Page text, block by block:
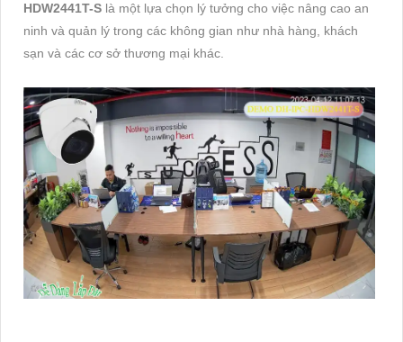
HDW2441T-S là một lựa chọn lý tưởng cho việc nâng cao an
ninh và quản lý trong các không gian như nhà hàng, khách
sạn và các cơ sở thương mại khác.